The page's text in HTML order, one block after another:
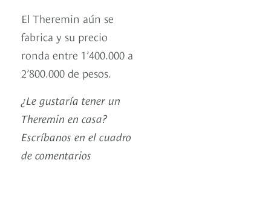
El Theremin aún se
fabrica y su precio
ronda entre 1’400.000 a
2’800.000 de pesos.
¿Le gustaría tener un
Theremin en casa?
Escríbanos en el cuadro
de comentarios